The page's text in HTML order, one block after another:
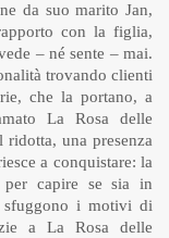
da suo marito Jan,
con la figlia,
– né sente – mai.
trovando clienti
che la portano, a
La Rosa delle
ridotta, una presenza
a conquistare: la
capire se sia in
sfuggono i motivi di
a La Rosa delle